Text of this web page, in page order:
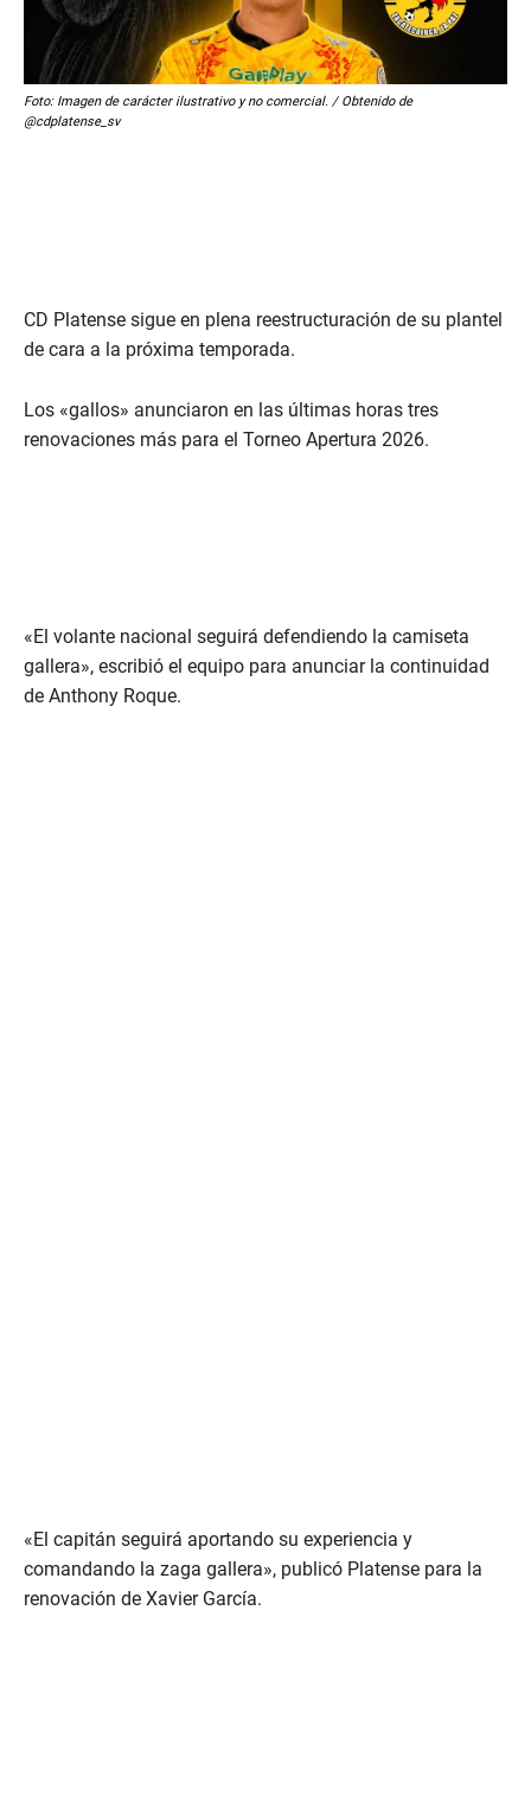
Foto: Imagen de carácter ilustrativo y no comercial. / Obtenido de
@cdplatense_sv
CD Platense sigue en plena reestructuración de su plantel
de cara a la próxima temporada.
Los «gallos» anunciaron en las últimas horas tres
renovaciones más para el Torneo Apertura 2026.
«El volante nacional seguirá defendiendo la camiseta
gallera», escribió el equipo para anunciar la continuidad
de Anthony Roque.
«El capitán seguirá aportando su experiencia y
comandando la zaga gallera», publicó Platense para la
renovación de Xavier García.